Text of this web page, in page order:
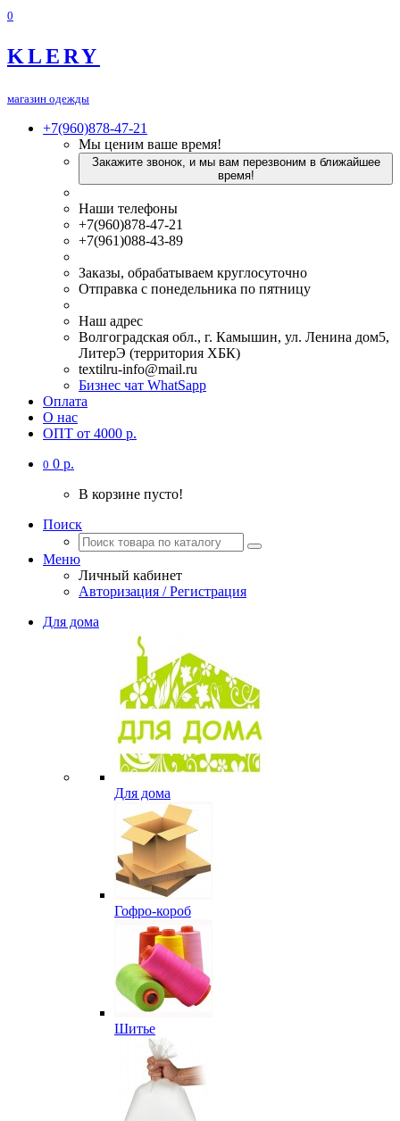
0
KLERY
магазин одежды
+7(960)878-47-21
Мы ценим ваше время!
Закажите звонок, и мы вам перезвоним в ближайшее
время!
Наши телефоны
+7(960)878-47-21
+7(961)088-43-89
Заказы, обрабатываем круглосуточно
Отправка с понедельника по пятницу
Наш адрес
Волгоградская обл., г. Камышин, ул. Ленина дом5,
ЛитерЭ (территория ХБК)
textilru-info@mail.ru
Бизнес чат WhatSapp
Оплата
О нас
ОПТ от 4000 р.
0 0 р.
В корзине пусто!
Поиск
Меню
Личный кабинет
Авторизация / Регистрация
Для дома
Для дома
Гофро-короб
Шитье